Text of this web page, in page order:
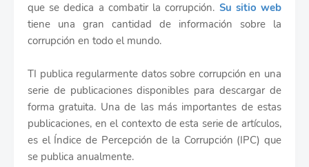
que se dedica a combatir la corrupción. Su sitio web
tiene una gran cantidad de información sobre la
corrupción en todo el mundo.
TI publica regularmente datos sobre corrupción en una
serie de publicaciones disponibles para descargar de
forma gratuita. Una de las más importantes de estas
publicaciones, en el contexto de esta serie de artículos,
es el Índice de Percepción de la Corrupción (IPC) que
se publica anualmente.